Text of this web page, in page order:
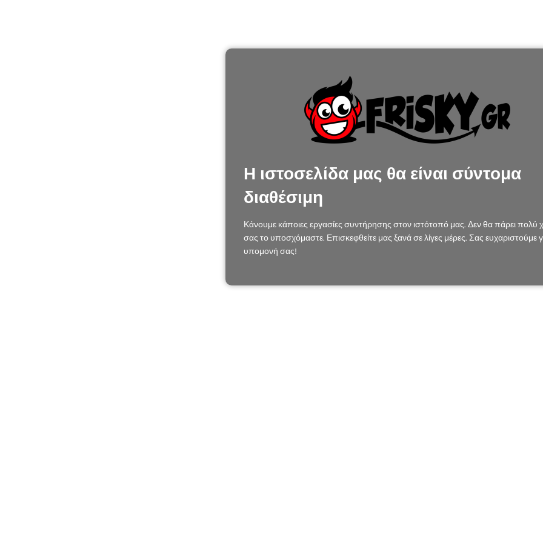
Η ιστοσελίδα μας θα είναι σύντομα
διαθέσιμη
Κάνουμε κάποιες εργασίες συντήρησης στον ιστότοπό μας. Δεν θα πάρει πολύ
σας το υποσχόμαστε. Επισκεφθείτε μας ξανά σε λίγες μέρες. Σας ευχαριστούμε
υπομονή σας!